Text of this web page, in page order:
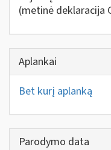
(metinė deklaracija
Aplankai
Bet kurį aplanką
Parodymo data